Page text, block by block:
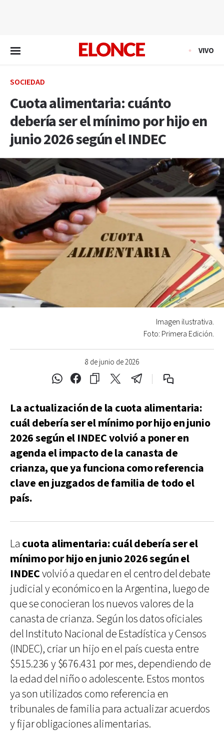
VIVO
SOCIEDAD
Cuota alimentaria: cuánto
debería ser el mínimo por hijo en
junio 2026 según el INDEC
8 de junio de 2026
Imagen ilustrativa.
Foto: Primera Edición.
La actualización de la cuota alimentaria:
cuál debería ser el mínimo por hijo en junio
2026 según el INDEC volvió a poner en
agenda el impacto de la canasta de
crianza, que ya funciona como referencia
clave en juzgados de familia de todo el
país.
La cuota alimentaria: cuál debería ser el
mínimo por hijo en junio 2026 según el
INDECvolvió a quedar en el centro del debate
judicial y económico en la Argentina, luego de
que se conocieran los nuevos valores de la
canasta de crianza. Según los datos oficiales
del Instituto Nacional de Estadística y Censos
(INDEC), criar un hijo en el país cuesta entre
$515.236 y $676.431 por mes, dependiendo de
la edad del niño o adolescente. Estos montos
ya son utilizados como referencia en
tribunales de familia para actualizar acuerdos
y fijar obligaciones alimentarias.